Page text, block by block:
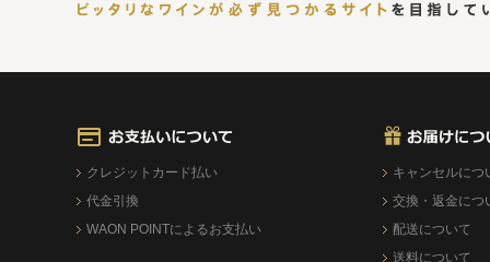
クレジットカード払い
代金引換
WAON POINTによるお支払い
キャンセルにつ
交換・返金につ
配送について
送料について